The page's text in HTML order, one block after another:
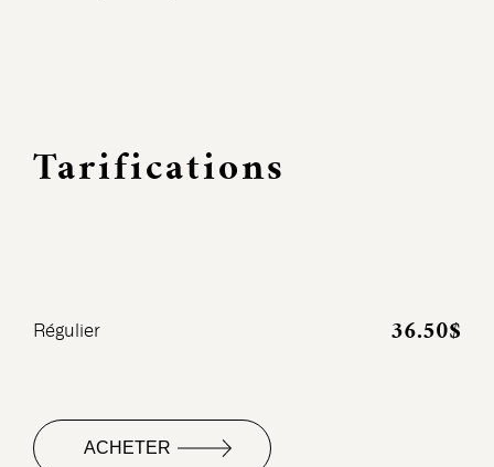
Tarifications
Régulier 36.50$
ACHETER